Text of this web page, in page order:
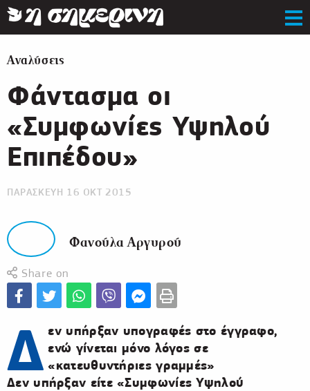
Αναλύσεις
Φάντασμα οι
«Συμφωνίες Υψηλού
Επιπέδου»
ΠΑΡΑΣΚΕΥΗ 16 ΟΚΤ 2015
Φανούλα Αργυρού
Share on
Δ εν υπήρξαν υπογραφές στο έγγραφο,
ενώ γίνεται μόνο λόγος σε
«κατευθυντήριες γραμμές»
Δεν υπήρξαν είτε «Συμφωνίες Υψηλού